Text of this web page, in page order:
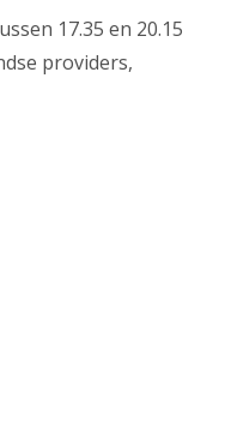
17.35 en 20.15
providers,